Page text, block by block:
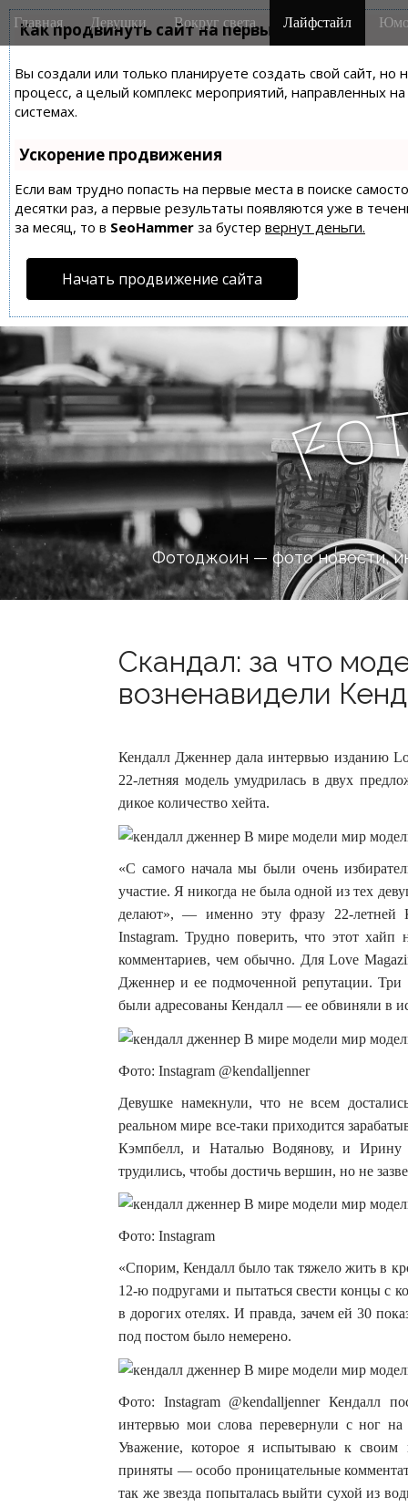
Как продвинуть сайт на первые места?
Вы создали или только планируете создать свой сайт,
процесс, а целый комплекс мероприятий, направленных
системах.
Ускорение продвижения
Если вам трудно попасть на первые места в поиске
десятки раз, а первые результаты появляются уже в
за месяц, то в SeoHammer за бустер вернут деньги.
Начать продвижение сайта
M
a
n
m
e
n
u
i
Главная Девушки Вокруг света Лайфстайл
Fo
Фотоджоин — фото новости,
Скандал: за что
возненавидели
Кендалл Дженнер дала интервью изданию
22-летняя модель умудрилась в двух
дикое количество хейта.
«С самого начала мы были очень
участие. Я никогда не была одной из тех
делают», — именно эту фразу 22-летней
Instagram. Трудно поверить, что этот
комментариев, чем обычно. Для Love
Дженнер и ее подмоченной репутации. Три
были адресованы Кендалл — ее обвиняли в
Фото: Instagram @kendalljenner
Девушке намекнули, что не всем
реальном мире все-таки приходится
Кэмпбелл, и Наталью Водянову, и
трудились, чтобы достичь вершин, но не
Фото: Instagram
«Спорим, Кендалл было так тяжело жить в
12-ю подругами и пытаться свести концы с
в дорогих отелях. И правда, зачем ей 30
под постом было немерено.
Фото: Instagram @kendalljenner Кендалл
интервью мои слова перевернули с ног
Уважение, которое я испытываю к своим
приняты — особо проницательные
так же звезда попыталась выйти сухой из